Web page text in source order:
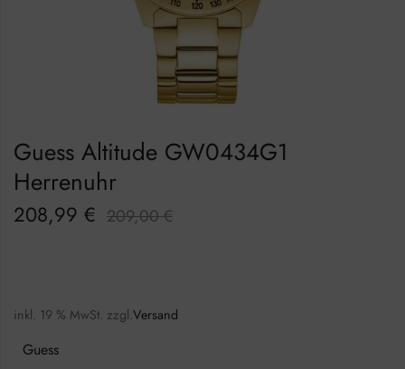
Guess Altitude GW0434G1
Herrenuhr
208,99 € 209,00€
inkl. 19 % MwSt. zzgl.Versand
Guess